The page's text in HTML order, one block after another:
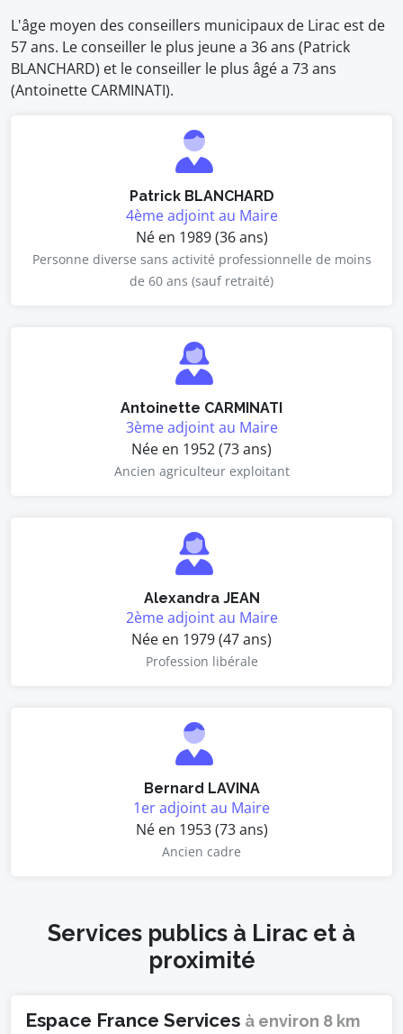
L'âge moyen des conseillers municipaux de Lirac est de
57 ans. Le conseiller le plus jeune a 36 ans (Patrick
BLANCHARD) et le conseiller le plus âgé a 73 ans
(Antoinette CARMINATI).
Patrick BLANCHARD
4ème adjoint au Maire
Né en 1989 (36 ans)
Personne diverse sans activité professionnelle de moins
de 60 ans (sauf retraité)
Antoinette CARMINATI
3ème adjoint au Maire
Née en 1952 (73 ans)
Ancien agriculteur exploitant
Alexandra JEAN
2ème adjoint au Maire
Née en 1979 (47 ans)
Profession libérale
Bernard LAVINA
1er adjoint au Maire
Né en 1953 (73 ans)
Ancien cadre
Services publics à Lirac et à
proximité
Espace France Services à environ 8 km